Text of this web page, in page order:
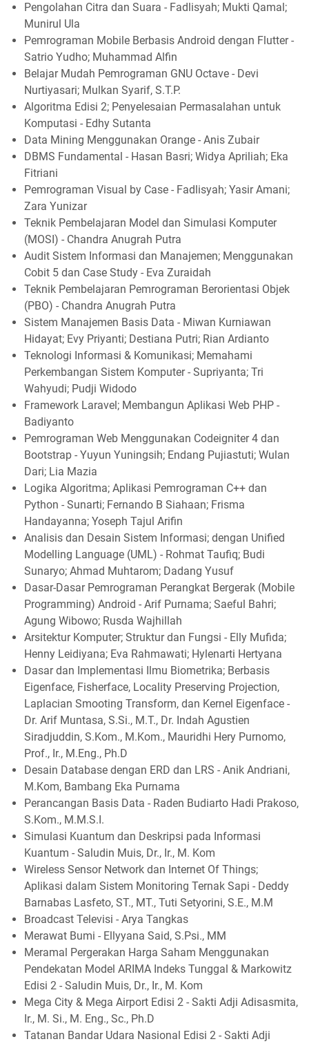
Pengolahan Citra dan Suara - Fadlisyah; Mukti Qamal;
Munirul Ula
Pemrograman Mobile Berbasis Android dengan Flutter -
Satrio Yudho; Muhammad Alfin
Belajar Mudah Pemrograman GNU Octave - Devi
Nurtiyasari; Mulkan Syarif, S.T.P.
Algoritma Edisi 2; Penyelesaian Permasalahan untuk
Komputasi - Edhy Sutanta
Data Mining Menggunakan Orange - Anis Zubair
DBMS Fundamental - Hasan Basri; Widya Apriliah; Eka
Fitriani
Pemrograman Visual by Case - Fadlisyah; Yasir Amani;
Zara Yunizar
Teknik Pembelajaran Model dan Simulasi Komputer
(MOSI) - Chandra Anugrah Putra
Audit Sistem Informasi dan Manajemen; Menggunakan
Cobit 5 dan Case Study - Eva Zuraidah
Teknik Pembelajaran Pemrograman Berorientasi Objek
(PBO) - Chandra Anugrah Putra
Sistem Manajemen Basis Data - Miwan Kurniawan
Hidayat; Evy Priyanti; Destiana Putri; Rian Ardianto
Teknologi Informasi & Komunikasi; Memahami
Perkembangan Sistem Komputer - Supriyanta; Tri
Wahyudi; Pudji Widodo
Framework Laravel; Membangun Aplikasi Web PHP -
Badiyanto
Pemrograman Web Menggunakan Codeigniter 4 dan
Bootstrap - Yuyun Yuningsih; Endang Pujiastuti; Wulan
Dari; Lia Mazia
Logika Algoritma; Aplikasi Pemrograman C++ dan
Python - Sunarti; Fernando B Siahaan; Frisma
Handayanna; Yoseph Tajul Arifin
Analisis dan Desain Sistem Informasi; dengan Unified
Modelling Language (UML) - Rohmat Taufiq; Budi
Sunaryo; Ahmad Muhtarom; Dadang Yusuf
Dasar-Dasar Pemrograman Perangkat Bergerak (Mobile
Programming) Android - Arif Purnama; Saeful Bahri;
Agung Wibowo; Rusda Wajhillah
Arsitektur Komputer; Struktur dan Fungsi - Elly Mufida;
Henny Leidiyana; Eva Rahmawati; Hylenarti Hertyana
Dasar dan Implementasi Ilmu Biometrika; Berbasis
Eigenface, Fisherface, Locality Preserving Projection,
Laplacian Smooting Transform, dan Kernel Eigenface -
Dr. Arif Muntasa, S.Si., M.T., Dr. Indah Agustien
Siradjuddin, S.Kom., M.Kom., Mauridhi Hery Purnomo,
Prof., Ir., M.Eng., Ph.D
Desain Database dengan ERD dan LRS - Anik Andriani,
M.Kom, Bambang Eka Purnama
Perancangan Basis Data - Raden Budiarto Hadi Prakoso,
S.Kom., M.M.S.I.
Simulasi Kuantum dan Deskripsi pada Informasi
Kuantum - Saludin Muis, Dr., Ir., M. Kom
Wireless Sensor Network dan Internet Of Things;
Aplikasi dalam Sistem Monitoring Ternak Sapi - Deddy
Barnabas Lasfeto, ST., MT., Tuti Setyorini, S.E., M.M
Broadcast Televisi - Arya Tangkas
Merawat Bumi - Ellyyana Said, S.Psi., MM
Meramal Pergerakan Harga Saham Menggunakan
Pendekatan Model ARIMA Indeks Tunggal & Markowitz
Edisi 2 - Saludin Muis, Dr., Ir., M. Kom
Mega City & Mega Airport Edisi 2 - Sakti Adji Adisasmita,
Ir., M. Si., M. Eng., Sc., Ph.D
Tatanan Bandar Udara Nasional Edisi 2 - Sakti Adji